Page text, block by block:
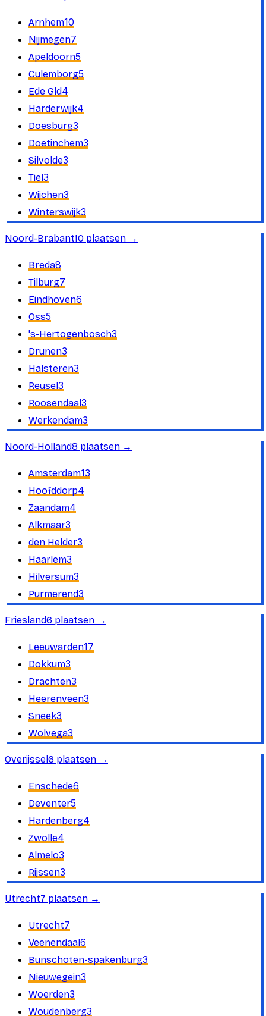
Arnhem10
Nijmegen7
Apeldoorn5
Culemborg5
Ede Gld4
Harderwijk4
Doesburg3
Doetinchem3
Silvolde3
Tiel3
Wijchen3
Winterswijk3
Noord-Brabant10 plaatsen →
Breda8
Tilburg7
Eindhoven6
Oss5
's-Hertogenbosch3
Drunen3
Halsteren3
Reusel3
Roosendaal3
Werkendam3
Noord-Holland8 plaatsen →
Amsterdam13
Hoofddorp4
Zaandam4
Alkmaar3
den Helder3
Haarlem3
Hilversum3
Purmerend3
Friesland6 plaatsen →
Leeuwarden17
Dokkum3
Drachten3
Heerenveen3
Sneek3
Wolvega3
Overijssel6 plaatsen →
Enschede6
Deventer5
Hardenberg4
Zwolle4
Almelo3
Rijssen3
Utrecht7 plaatsen →
Utrecht7
Veenendaal6
Bunschoten-spakenburg3
Nieuwegein3
Woerden3
Woudenberg3